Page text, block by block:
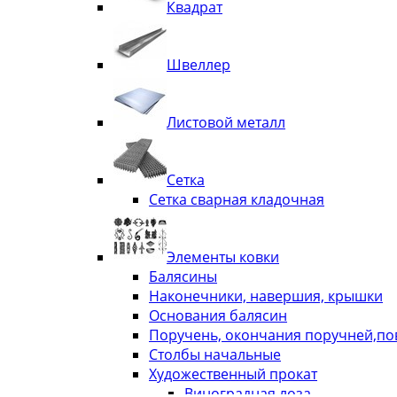
Квадрат
Швеллер
Листовой металл
Сетка
Сетка сварная кладочная
Элементы ковки
Балясины
Наконечники, навершия, крышки
Основания балясин
Поручень, окончания
Столбы начальные
Художественный прокат